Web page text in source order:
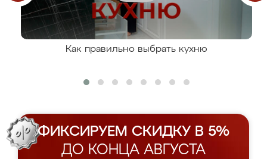
Как правильно выбрать кухню
ФИКСИРУЕМ СКИДКУ В 5%
ДО КОНЦА АВГУСТА